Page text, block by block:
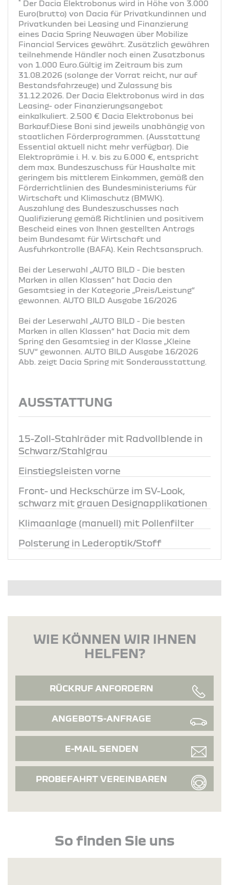
Der Dacia Elektrobonus wird in Höhe von 3.000
Euro(brutto) von Dacia für Privatkundinnen und
Privatkunden bei Leasing und Finanzierung
eines Dacia Spring Neuwagen über Mobilize
Financial Services gewährt. Zusätzlich gewähren
teilnehmende Händler noch einen Zusatzbonus
von 1.000 Euro.Gültig im Zeitraum bis zum
31.08.2026 (solange der Vorrat reicht, nur auf
Bestandsfahrzeuge) und Zulassung bis
31.12.2026. Der Dacia Elektrobonus wird in das
Leasing- oder Finanzierungsangebot
einkalkuliert. 2.500 € Dacia Elektrobonus bei
Barkauf.Diese Boni sind jeweils unabhängig von
staatlichen Förderprogrammen. (Ausstattung
Essential aktuell nicht mehr verfügbar). Die
Elektroprämie i. H. v. bis zu 6.000 €, entspricht
dem max. Bundeszuschuss für Haushalte mit
geringem bis mittlerem Einkommen, gemäß den
Förderrichtlinien des Bundesministeriums für
Wirtschaft und Klimaschutz (BMWK).
Auszahlung des Bundeszuschusses nach
Qualifizierung gemäß Richtlinien und positivem
Bescheid eines von Ihnen gestellten Antrags
beim Bundesamt für Wirtschaft und
Ausfuhrkontrolle (BAFA). Kein Rechtsanspruch.
Bei der Leserwahl „AUTO BILD - Die besten
Marken in allen Klassen“ hat Dacia den
Gesamtsieg in der Kategorie „Preis/Leistung“
gewonnen. AUTO BILD Ausgabe 16/2026
Bei der Leserwahl „AUTO BILD - Die besten
Marken in allen Klassen“ hat Dacia mit dem
Spring den Gesamtsieg in der Klasse „Kleine
SUV“ gewonnen. AUTO BILD Ausgabe 16/2026
Abb. zeigt Dacia Spring mit Sonderausstattung.
AUSSTATTUNG
15-Zoll-Stahlräder mit Radvollblende in
Schwarz/Stahlgrau
Einstiegsleisten vorne
Front- und Heckschürze im SV-Look,
schwarz mit grauen Designapplikationen
Klimaanlage (manuell) mit Pollenfilter
Polsterung in Lederoptik/Stoff
WIE KÖNNEN WIR IHNEN
HELFEN?
RÜCKRUF ANFORDERN
ANGEBOTS-ANFRAGE
E-MAIL SENDEN
PROBEFAHRT VEREINBAREN
So finden Sie uns